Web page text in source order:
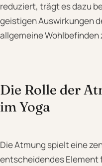
reduziert, trägt es dazu
geistigen Auswirkungen
allgemeine Wohlbefinden
Die Rolle der
im Yoga
Die Atmung spielt eine
entscheidendes Element